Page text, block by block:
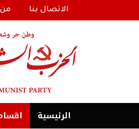
الاتصال بنا
الرئیسية